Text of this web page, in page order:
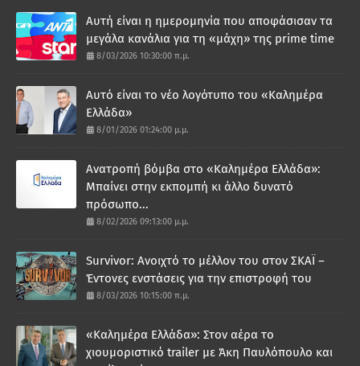
Αυτή είναι η ημερομηνία που αποφάσισαν τα
μεγάλα κανάλια για τη «μάχη» της prime time
8/03/2026 10:30:00 π.μ.
Αυτό είναι το νέο λογότυπο του «Καλημέρα
Ελλάδα»
8/01/2026 01:24:00 μ.μ.
Ανατροπή βόμβα στο «Καλημέρα Ελλάδα»:
Μπαίνει στην εκπομπή κι άλλο δυνατό
πρόσωπο...
8/02/2026 09:13:00 μ.μ.
Survivor: Ανοιχτό το μέλλον του στον ΣΚΑΪ –
Έντονες ενστάσεις για την επιστροφή του
8/03/2026 10:15:00 π.μ.
«Καλημέρα Ελλάδα»: Στον αέρα το
χιουμοριστικό trailer με Άκη Παυλόπουλο και